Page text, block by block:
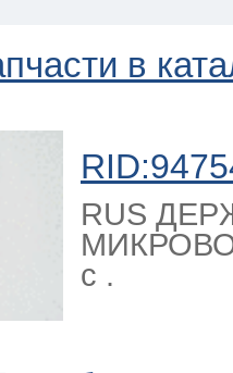
в
RUS
с .